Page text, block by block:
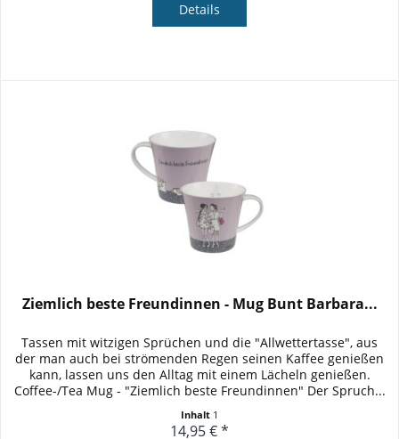
Details
Ziemlich beste Freundinnen - Mug Bunt Barbara...
Tassen mit witzigen Sprüchen und die "Allwettertasse", aus
der man auch bei strömenden Regen seinen Kaffee genießen
kann, lassen uns den Alltag mit einem Lächeln genießen.
Coffee-/Tea Mug - "Ziemlich beste Freundinnen" Der Spruch...
Inhalt 1
14,95 € *